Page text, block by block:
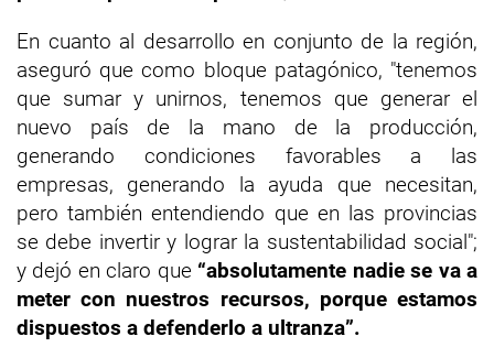
En cuanto al desarrollo en conjunto de la región,
aseguró que como bloque patagónico, "tenemos
que sumar y unirnos, tenemos que generar el
nuevo país de la mano de la producción,
generando condiciones favorables a las
empresas, generando la ayuda que necesitan,
pero también entendiendo que en las provincias
se debe invertir y lograr la sustentabilidad social";
y dejó en claro que “absolutamente nadie se va a
meter con nuestros recursos, porque estamos
dispuestos a defenderlo a ultranza”.